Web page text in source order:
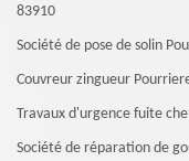
83910
Société de pose de solin
Couvreur zingueur
Travaux d'urgence fuite
Société de réparation de